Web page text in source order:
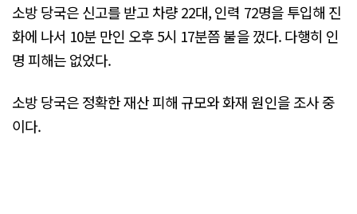
소방 당국은 신고를 받고 차량 22대, 인력 72명을 투입해 진
화에 나서 10분 만인 오후 5시 17분쯤 불을 껐다. 다행히 인
명 피해는 없었다.
소방 당국은 정확한 재산 피해 규모와 화재 원인을 조사 중
이다.